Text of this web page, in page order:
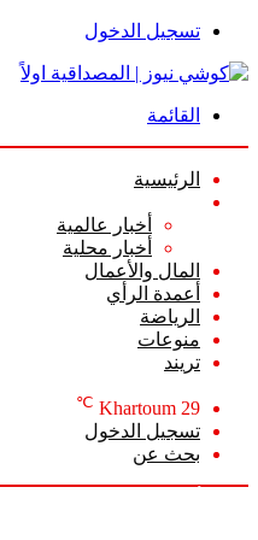
تسجيل الدخول
القائمة
الرئيسية
أخبار عالمية
أخبار محلية
المال والأعمال
أعمدة الرأي
الرياضة
منوعات
تريند
Khartoum 29
℃
تسجيل الدخول
بحث عن